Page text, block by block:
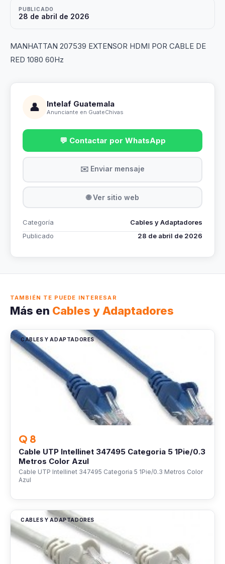
PUBLICADO
28 de abril de 2026
MANHATTAN 207539 EXTENSOR HDMI POR CABLE DE
RED 1080 60Hz
👤 Intelaf Guatemala
Anunciante en GuateChivas
💬 Contactar por WhatsApp
✉️ Enviar mensaje
🌐 Ver sitio web
Categoría
Cables y Adaptadores
Publicado
28 de abril de 2026
TAMBIÉN TE PUEDE INTERESAR
Más en Cables y Adaptadores
CABLES Y ADAPTADORES
Q 8
Cable UTP Intellinet 347495 Categoria 5 1Pie/0.3
Metros Color Azul
Cable UTP Intellinet 347495 Categoria 5 1Pie/0.3 Metros Color
Azul
CABLES Y ADAPTADORES